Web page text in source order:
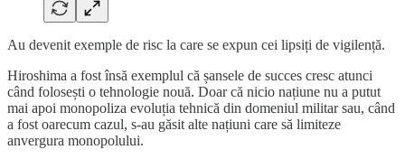
Au devenit exemple de risc la care se expun cei lipsiți de vigilență.
Hiroshima a fost însă exemplul că șansele de succes cresc atunci
când folosești o tehnologie nouă. Doar că nicio națiune nu a putut
mai apoi monopoliza evoluția tehnică din domeniul militar sau, când
a fost oarecum cazul, s-au găsit alte națiuni care să limiteze
anvergura monopolului.